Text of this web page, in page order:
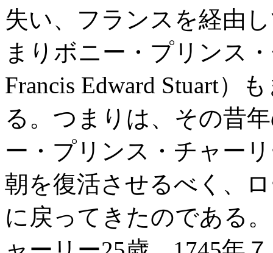
失い、フランスを経由
まりボニー・プリンス
Francis Edward Stuart）
る。つまりは、その昔
ー・プリンス・チャー
朝を復活させるべく、
に戻ってきたのである